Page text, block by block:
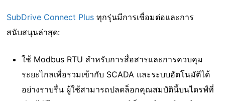
SubDrive Connect Plus ทุกรุ่นมีการเชื่อมต่อและการ
สนับสนุนล่าสุด:
ใช้ Modbus RTU สําหรับการสื่อสารและการควบคุม
ระยะไกลเพื่อรวมเข้ากับ SCADA และระบบอัตโนมัติได้
อย่างราบรื่น ผู้ใช้สามารถปลดล็อกคุณสมบัตินี้บนไดรฟ์ที่